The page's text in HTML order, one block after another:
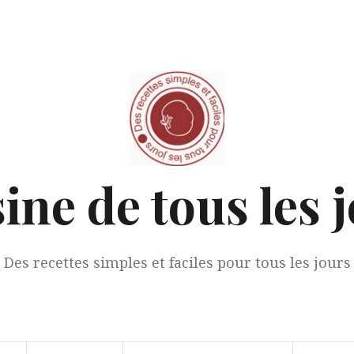
de tous les
Des recettes simples et faciles pour tous les jours